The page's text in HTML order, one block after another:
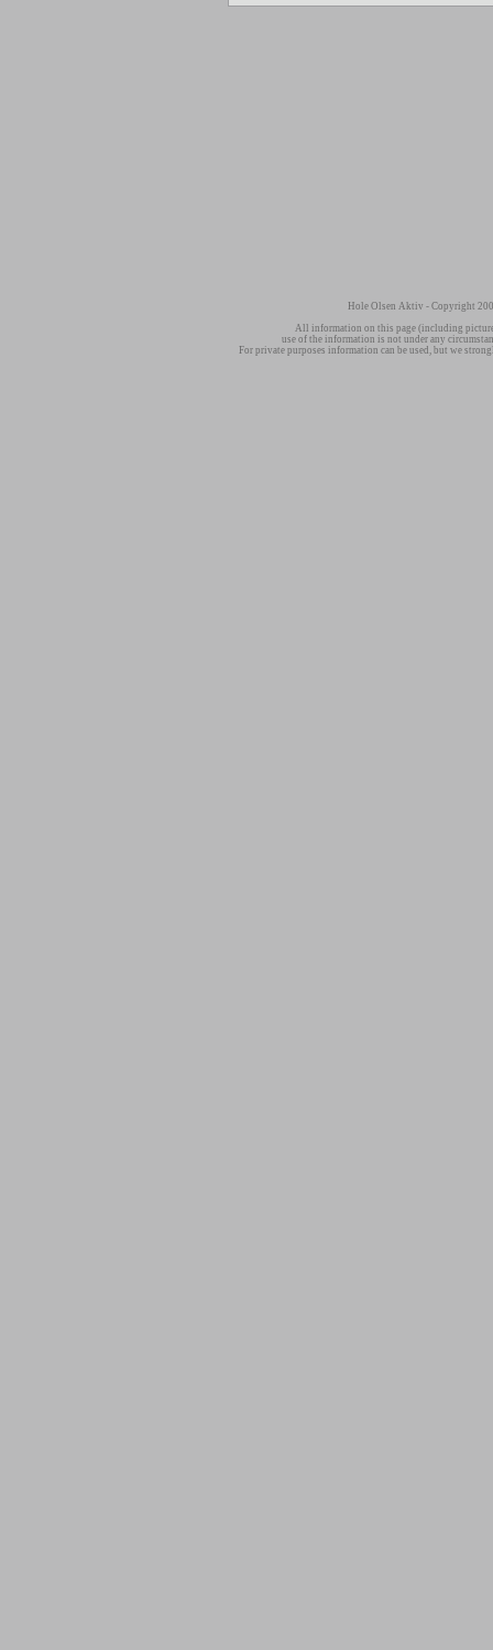
Hole Olsen Aktiv - Copyright
All information on this page (including
use of the information is not under any
For private purposes information can be used, but we